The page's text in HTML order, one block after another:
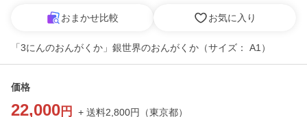
おまかせ比較 お気に入り
「3にんのおんがくか」銀世界のおんがくか（サイズ： A1）
価格
22,000 円 + 送料2,800円 （東京都）